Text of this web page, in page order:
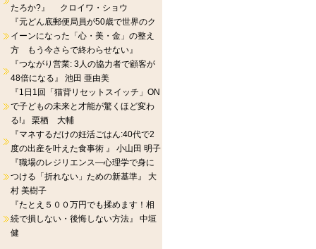
たろか?』 クロイワ・ショウ
『元どん底郵便局員が50歳で世界のク
イーンになった「心・美・金」の整え
方 もう今さらで終わらせない』
『つながり営業: 3人の協力者で顧客が
48倍になる』 池田 亜由美
『1日1回「猫背リセットスイッチ」ON
で子どもの未来と才能が驚くほど変わ
る!』 栗栖 大輔
『マネするだけの妊活ごはん:40代で2
度の出産を叶えた食事術 』 小山田 明子
『職場のレジリエンス―心理学で身に
つける「折れない」ための新基準』 大
村 美樹子
『たとえ５００万円でも揉めます！相
続で損しない・後悔しない方法』 中垣
健